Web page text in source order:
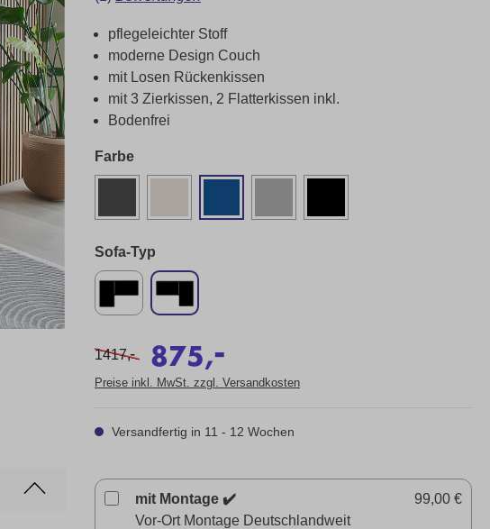
pflegeleichter Stoff
moderne Design Couch
mit Losen Rückenkissen
mit 3 Zierkissen, 2 Flatterkissen inkl.
Bodenfrei
Farbe
Sofa-Typ
1417,- 875,
-
Preise inkl. MwSt. zzgl. Versandkosten
Versandfertig in 11 - 12 Wochen
mit Montage ✔️
Vor-Ort Montage Deutschlandweit
99,00 €